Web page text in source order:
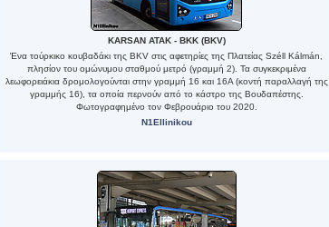
KARSAN ATAK - BKK (BKV)
Ένα τούρκικο κουβαδάκι της BKV στις αφετηρίες της Πλατείας Széll Kálmán,
πλησίον του ομώνυμου σταθμού μετρό (γραμμή 2). Τα συγκεκριμένα
λεωφορειάκια δρομολογούνται στην γραμμή 16 και 16Α (κοντή παραλλαγή της
γραμμής 16), τα οποία περνούν από το κάστρο της Βουδαπέστης.
Φωτογραφημένο τον Φεβρουάριο του 2020.
N1Ellinikou